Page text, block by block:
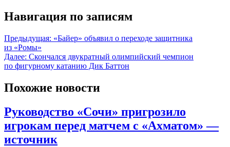
Навигация по записям
Предыдущая: «Байер» объявил о переходе защитника
из «Ромы»
Далее: Скончался двукратный олимпийский чемпион
по фигурному катанию Дик Баттон
Похожие новости
Руководство «Сочи» пригрозило
игрокам перед матчем с «Ахматом» —
источник